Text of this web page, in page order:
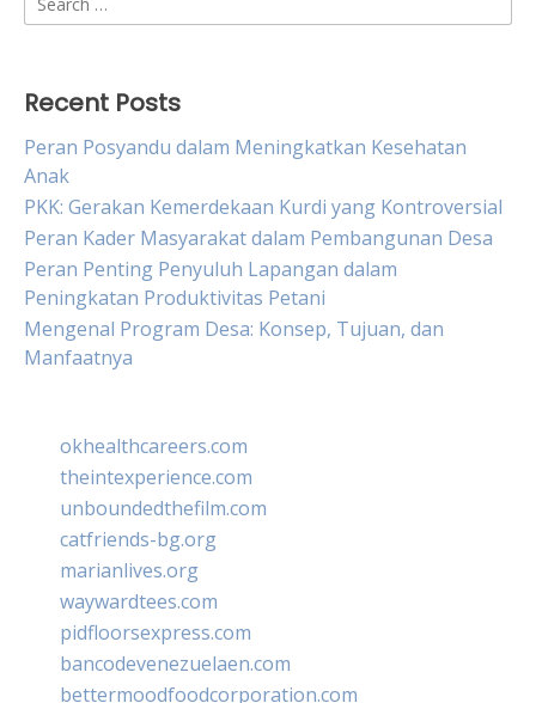
for:
Recent Posts
Peran Posyandu dalam Meningkatkan Kesehatan
Anak
PKK: Gerakan Kemerdekaan Kurdi yang Kontroversial
Peran Kader Masyarakat dalam Pembangunan Desa
Peran Penting Penyuluh Lapangan dalam
Peningkatan Produktivitas Petani
Mengenal Program Desa: Konsep, Tujuan, dan
Manfaatnya
okhealthcareers.com
theintexperience.com
unboundedthefilm.com
catfriends-bg.org
marianlives.org
waywardtees.com
pidfloorsexpress.com
bancodevenezuelaen.com
bettermoodfoodcorporation.com